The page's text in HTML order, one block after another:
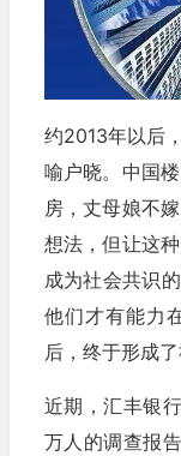
约2013年以后
喻户晓。中国
房，丈母娘不
想法，但让这
成为社会共识
他们才有能力
后，终于形成了
近期，汇丰银
万人的调查报